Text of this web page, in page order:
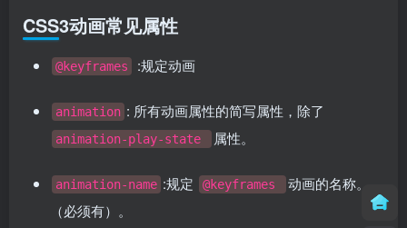
CSS3动画常见属性
@keyframes :规定动画
animation : 所有动画属性的简写属性，除了
animation-play-state 属性。
animation-name :规定 @keyframes
动画的名称。
（必须有）。